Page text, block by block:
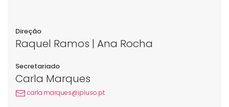
Direção
Raquel Ramos | Ana Rocha
Secretariado
Carla Marques
carla.marques@ipluso.pt